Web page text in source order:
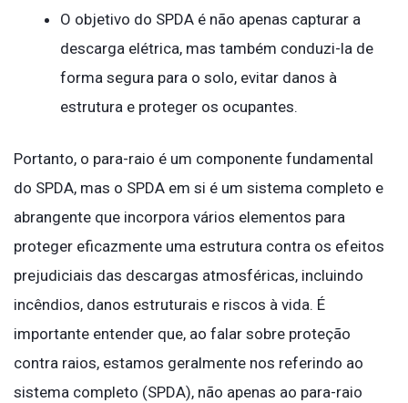
O objetivo do SPDA é não apenas capturar a
descarga elétrica, mas também conduzi-la de
forma segura para o solo, evitar danos à
estrutura e proteger os ocupantes.
Portanto, o para-raio é um componente fundamental
do SPDA, mas o SPDA em si é um sistema completo e
abrangente que incorpora vários elementos para
proteger eficazmente uma estrutura contra os efeitos
prejudiciais das descargas atmosféricas, incluindo
incêndios, danos estruturais e riscos à vida. É
importante entender que, ao falar sobre proteção
contra raios, estamos geralmente nos referindo ao
sistema completo (SPDA), não apenas ao para-raio